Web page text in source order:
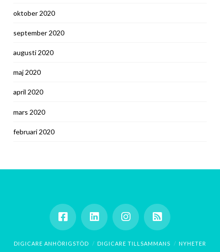
oktober 2020
september 2020
augusti 2020
maj 2020
april 2020
mars 2020
februari 2020
DIGICARE ANHÖRIGSTÖD DIGICARE TILLSAMMANS NYHETER